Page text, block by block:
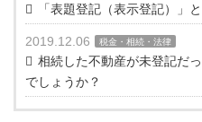
「表題登記（表示登記）」
2019.12.06 税金・相続・法律
相続した不動産が未登記だ
でしょうか？